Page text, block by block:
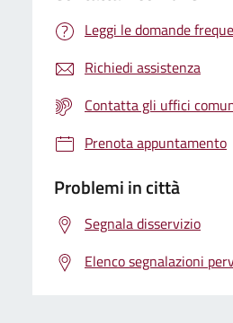
Leggi le domande
Richiedi assistenza
Contatta gli uffici
Prenota appuntamento
Problemi in città
Segnala disservizio
Elenco segnalazioni